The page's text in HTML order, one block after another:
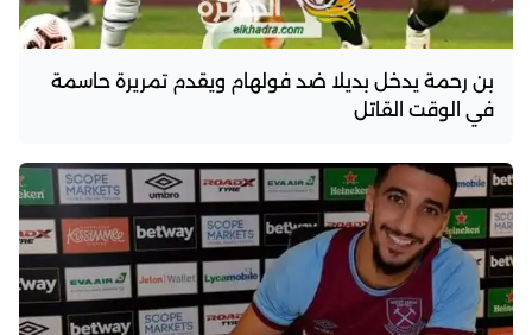
بن رحمة يدخل بديلا ضد فولهام ويقدم تمريرة حاسمة
في الوقت القاتل